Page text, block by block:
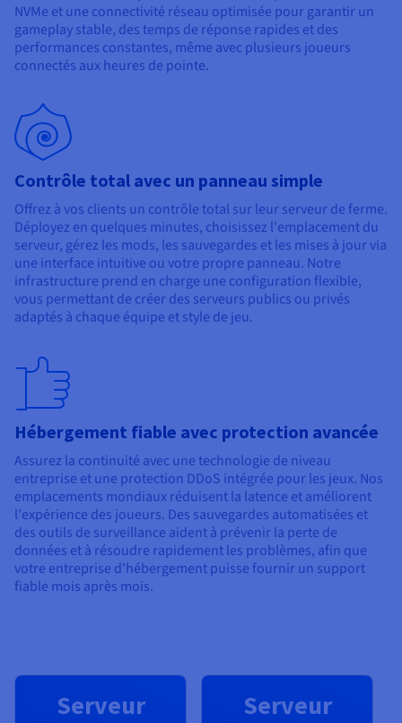
NVMe et une connectivité réseau optimisée pour garantir un
gameplay stable, des temps de réponse rapides et des
performances constantes, même avec plusieurs joueurs
connectés aux heures de pointe.
Contrôle total avec un panneau simple
Offrez à vos clients un contrôle total sur leur serveur de ferme.
Déployez en quelques minutes, choisissez l'emplacement du
serveur, gérez les mods, les sauvegardes et les mises à jour via
une interface intuitive ou votre propre panneau. Notre
infrastructure prend en charge une configuration flexible,
vous permettant de créer des serveurs publics ou privés
adaptés à chaque équipe et style de jeu.
Hébergement fiable avec protection avancée
Assurez la continuité avec une technologie de niveau
entreprise et une protection DDoS intégrée pour les jeux. Nos
emplacements mondiaux réduisent la latence et améliorent
l'expérience des joueurs. Des sauvegardes automatisées et
des outils de surveillance aident à prévenir la perte de
données et à résoudre rapidement les problèmes, afin que
votre entreprise d'hébergement puisse fournir un support
fiable mois après mois.
Serveur
Serveur